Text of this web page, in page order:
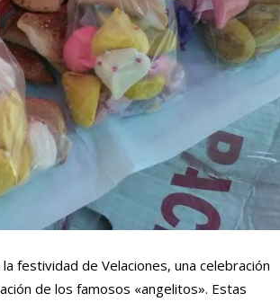
festividad de Velaciones, una celebración
de los famosos «angelitos». Estas